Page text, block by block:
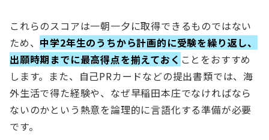
これらのスコアは一朝一夕に取得できるものではない
ため、 中学2年生のうちから計画的に受験を繰り返し、
出願時期までに最高得点を揃えておく ことをおすすめ
します。また、自己PRカードなどの提出書類では、海
外生活で得た経験や、なぜ早稲田本庄でなければなら
ないのかという熱意を論理的に言語化する準備が必要
です。